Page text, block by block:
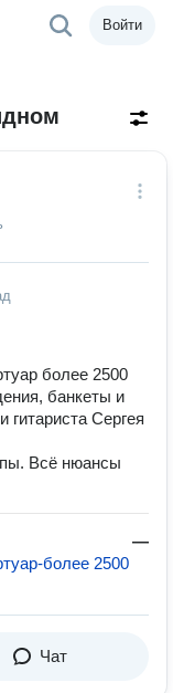
Войти
более 2500
банкеты и
гитариста Сергея
Всё нюансы
—
более 2500
Чат